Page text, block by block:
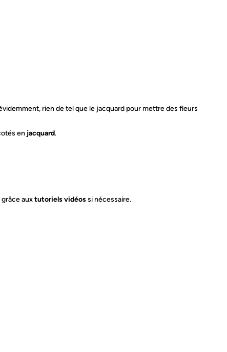
rien de tel que le jacquard pour mettre des fleurs
en jacquard.
auxtutoriels vidéossi nécessaire.